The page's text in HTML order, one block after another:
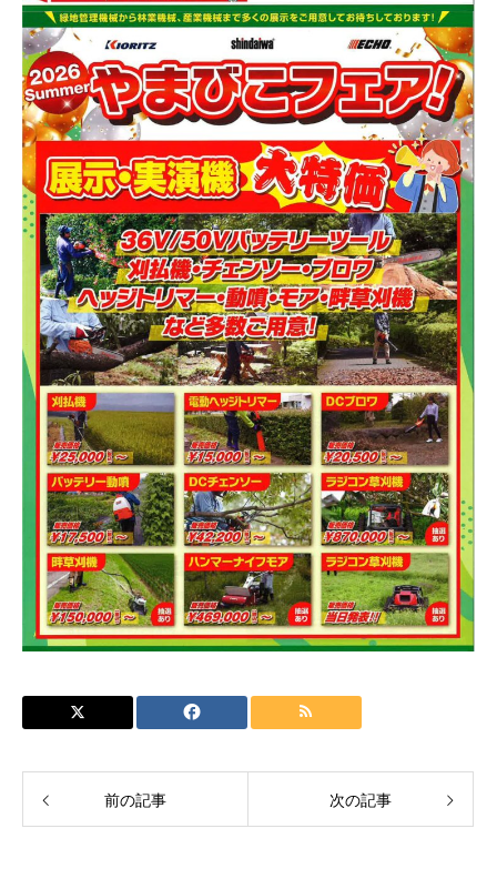
前の記事 次の記事